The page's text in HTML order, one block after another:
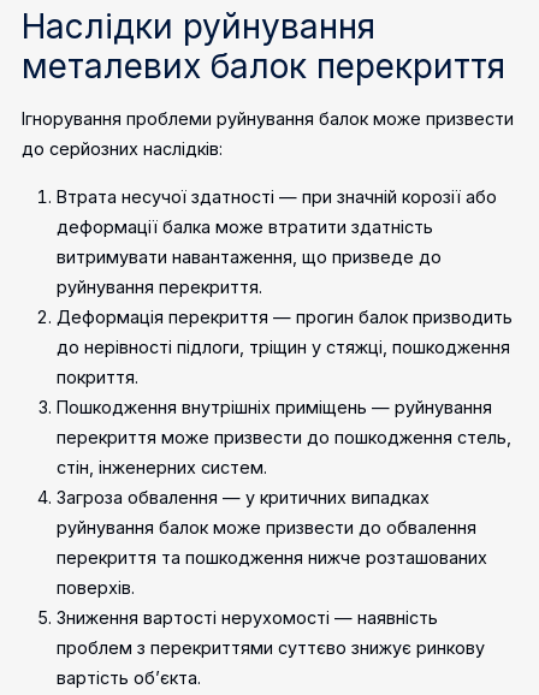
Наслідки руйнування
металевих балок перекриття
Ігнорування проблеми руйнування балок може призвести
до серйозних наслідків:
Втрата несучої здатності — при значній корозії або
деформації балка може втратити здатність
витримувати навантаження, що призведе до
руйнування перекриття.
Деформація перекриття — прогин балок призводить
до нерівності підлоги, тріщин у стяжці, пошкодження
покриття.
Пошкодження внутрішніх приміщень — руйнування
перекриття може призвести до пошкодження стель,
стін, інженерних систем.
Загроза обвалення — у критичних випадках
руйнування балок може призвести до обвалення
перекриття та пошкодження нижче розташованих
поверхів.
Зниження вартості нерухомості — наявність
проблем з перекриттями суттєво знижує ринкову
вартість об’єкта.